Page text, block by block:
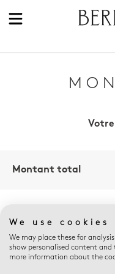
Montant total
We use cookies
We may place these for
show personalised content and
more information about the